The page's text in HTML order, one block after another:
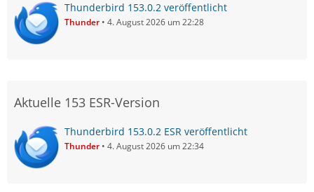
Thunderbird 153.0.2 veröffentlicht
Thunder 4. August 2026 um 22:28
Aktuelle 153 ESR-Version
Thunderbird 153.0.2 ESR veröffentlicht
Thunder 4. August 2026 um 22:34